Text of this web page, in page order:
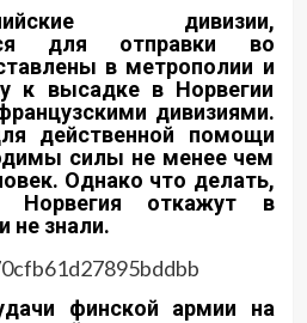
дивизии,
для отправки во
в метрополии и
к высадке в Норвегии
дивизиями.
действенной помощи
силы не менее чем
Однако что делать,
откажут в
не знали.
финской армии на